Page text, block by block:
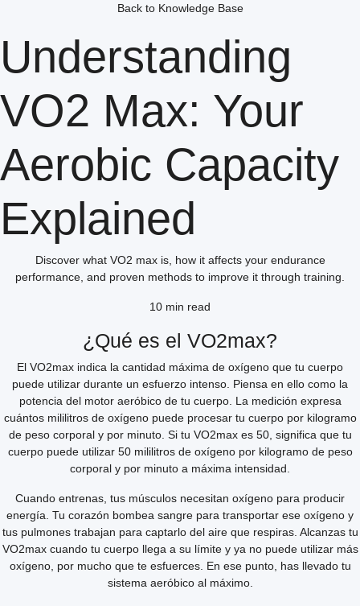
Back to Knowledge Base
Understanding
VO2 Max: Your
Aerobic Capacity
Explained
Discover what VO2 max is, how it affects your endurance
performance, and proven methods to improve it through training.
10 min read
¿Qué es el VO2max?
El VO2max indica la cantidad máxima de oxígeno que tu cuerpo
puede utilizar durante un esfuerzo intenso. Piensa en ello como la
potencia del motor aeróbico de tu cuerpo. La medición expresa
cuántos mililitros de oxígeno puede procesar tu cuerpo por kilogramo
de peso corporal y por minuto. Si tu VO2max es 50, significa que tu
cuerpo puede utilizar 50 mililitros de oxígeno por kilogramo de peso
corporal y por minuto a máxima intensidad.
Cuando entrenas, tus músculos necesitan oxígeno para producir
energía. Tu corazón bombea sangre para transportar ese oxígeno y
tus pulmones trabajan para captarlo del aire que respiras. Alcanzas tu
VO2max cuando tu cuerpo llega a su límite y ya no puede utilizar más
oxígeno, por mucho que te esfuerces. En ese punto, has llevado tu
sistema aeróbico al máximo.